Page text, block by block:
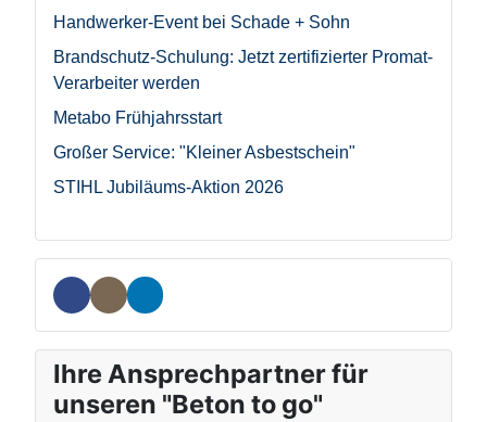
Handwerker-Event bei Schade + Sohn
Brandschutz-Schulung: Jetzt zertifizierter Promat-
Verarbeiter werden
Metabo Frühjahrsstart
Großer Service: "Kleiner Asbestschein"
STIHL Jubiläums-Aktion 2026
Ihre Ansprechpartner für
unseren "Beton to go"